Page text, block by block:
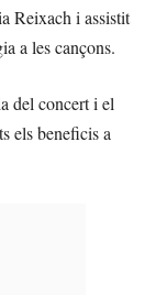
Reixach i assistit
a les cançons.
del concert i el
els beneficis a